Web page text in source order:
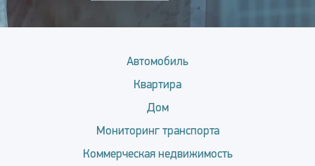
Автомобиль
Квартира
Дом
Мониторинг транспорта
Коммерческая недвижимость